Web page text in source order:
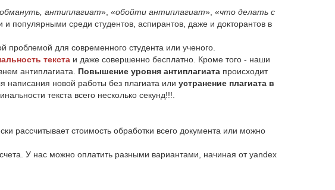
обмануть, антиплагиат», «обойти антиплагиат», «что делать с
популярными среди студентов, аспирантов, даже и докторантов в
проблемой для современного студента или ученого.
текста и даже совершенно бесплатно. Кроме того - наши
антиплагиата. Повышение уровня антиплагиата происходит
написания новой работы без плагиата или устранение плагиата в
текста всего несколько секунд!!!.
рассчитывает стоимость обработки всего документа или можно
счета. У нас можно оплатить разными вариантами, начиная от yandex